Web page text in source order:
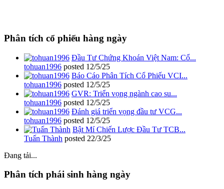
Phân tích cổ phiếu hàng ngày
Đầu Tư Chứng Khoán Việt Nam: Cổ...
tohuan1996 posted 12/5/25
Báo Cáo Phân Tích Cổ Phiếu VCI...
tohuan1996 posted 12/5/25
GVR: Triển vọng ngành cao su...
tohuan1996 posted 12/5/25
Đánh giá triển vọng đầu tư VCG...
tohuan1996 posted 12/5/25
Bật Mí Chiến Lược Đầu Tư TCB...
Tuấn Thành posted 22/3/25
Đang tải...
Phân tích phái sinh hàng ngày